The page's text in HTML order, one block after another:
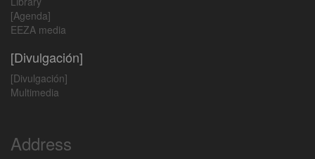
[Agenda]
EEZA media
[Divulgación]
[Divulgación]
Multimedia
Address